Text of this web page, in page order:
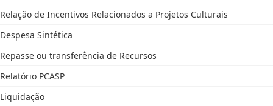
Relação de Incentivos Relacionados a Projetos Culturais
Despesa Sintética
Repasse ou transferência de Recursos
Relatório PCASP
Liquidação